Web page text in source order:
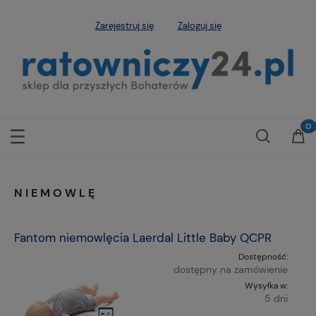
Zarejestruj się Zaloguj się
NIEMOWLĘ
Fantom niemowlęcia Laerdal Little Baby QCPR
Dostępność:
dostępny na zamówienie
Wysyłka w:
5 dni